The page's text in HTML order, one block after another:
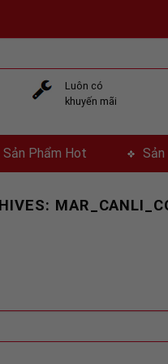
Luôn có
khuyến mãi
Sản Phẩm Hot Sản